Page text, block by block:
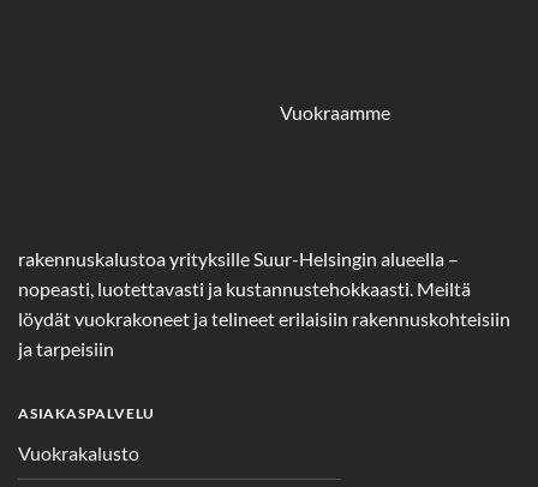
Vuokraamme
rakennuskalustoa yrityksille Suur-Helsingin alueella –
nopeasti, luotettavasti ja kustannustehokkaasti. Meiltä
löydät vuokrakoneet ja telineet erilaisiin rakennuskohteisiin
ja tarpeisiin
ASIAKASPALVELU
Vuokrakalusto